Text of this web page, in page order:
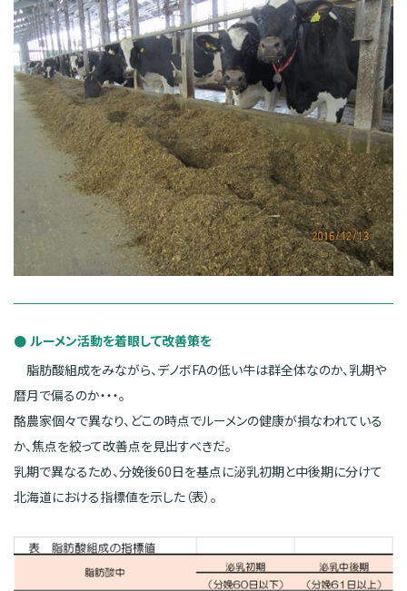
ルーメン活動を着眼して改善策を
脂肪酸組成をみながら、デノボFAの低い牛は群全体なのか、乳期や
暦月で偏るのか・・・。
酪農家個々で異なり、どこの時点でルーメンの健康が損なわれている
か、焦点を絞って改善点を見出すべきだ。
乳期で異なるため、分娩後60日を基点に泌乳初期と中後期に分けて
北海道における指標値を示した（表）。